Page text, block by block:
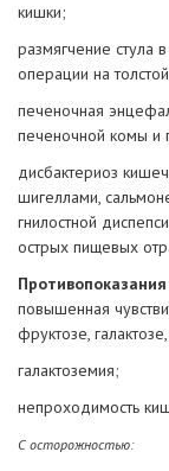
кишки;
размягчение стула
операции на
печеночная
печеночной комы и
дисбактериоз
шигеллами,
гнилостной
острых пищевых
Противопоказания
повышенная
фруктозе,
галактоземия;
непроходимость
С осторожностью: